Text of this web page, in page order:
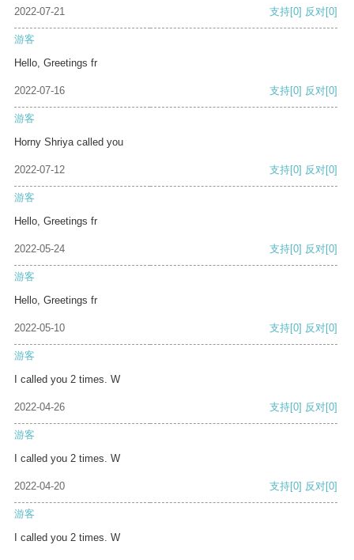
2022-07-21 支持[0] 反对[0]
游客
Hello, Greetings fr
2022-07-16 支持[0] 反对[0]
游客
Horny Shriya called you
2022-07-12 支持[0] 反对[0]
游客
Hello, Greetings fr
2022-05-24 支持[0] 反对[0]
游客
Hello, Greetings fr
2022-05-10 支持[0] 反对[0]
游客
I called you 2 times. W
2022-04-26 支持[0] 反对[0]
游客
I called you 2 times. W
2022-04-20 支持[0] 反对[0]
游客
I called you 2 times. W